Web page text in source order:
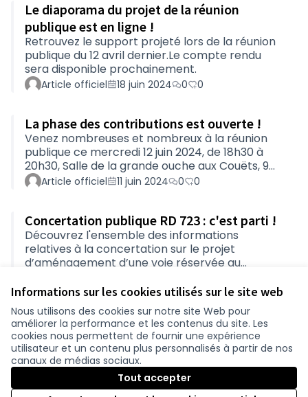
Informations sur les cookies utilisés sur le site web
Nous utilisons des cookies sur notre site Web pour
améliorer la performance et les contenus du site. Les
cookies nous permettent de fournir une expérience
utilisateur et un contenu plus personnalisés à partir de nos
canaux de médias sociaux.
Tout accepter
Le diaporama du projet de la réunion
publique est en ligne !
Retrouvez le support projeté lors de la réunion
publique du 12 avril dernier.Le compte rendu
sera disponible prochainement.
Article officiel 18 juin 2024 0 0
La phase des contributions est ouverte !
Venez nombreuses et nombreux à la réunion
publique ce mercredi 12 juin 2024, de 18h30 à
20h30, Salle de la grande ouche aux Couëts, 9
rue de la grande ouche, à Bouguenais. Pour
avez jusqu'au mardi 9 juillet pour contribuer.
Retrouvez toutes les propositions vous
permettant de participer dans l'onglet
Présentation.
Article officiel 11 juin 2024 0 0
Concertation publique RD 723 : c'est parti !
Découvrez l'ensemble des informations
relatives à la concertation sur le projet
d’aménagement d’une voie réservée au
la RD723 : Consultez les modalités de la
concertation dans l'onglet Présentation,
Informez-vous sur les aménagements proposés
dans l'onglet Le projet, Téléchargez le livret de
la concertation, et pour plus de détails, accédez
au dossier de la concertation et aux études
disponibles dans Documents à consulter de la
page Présentation, Reten…
Conditions d'utilisation
Paramètres des cookies
participer.loire-atlantique.fr sur Facebook
(Nouvelle fenêtre)
participer.loire-atlantique.fr sur Instagram
(Nouvelle fenêtre)
participer.loire-atlantique.fr sur YouTube
(Nouvelle fenêtre)